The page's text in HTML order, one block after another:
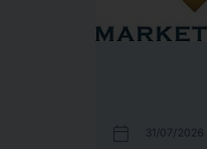
calendar_today 31/07/2026